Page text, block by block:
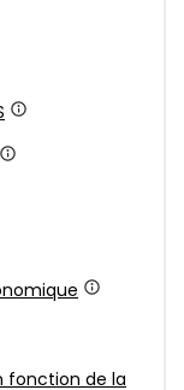
fonction de la